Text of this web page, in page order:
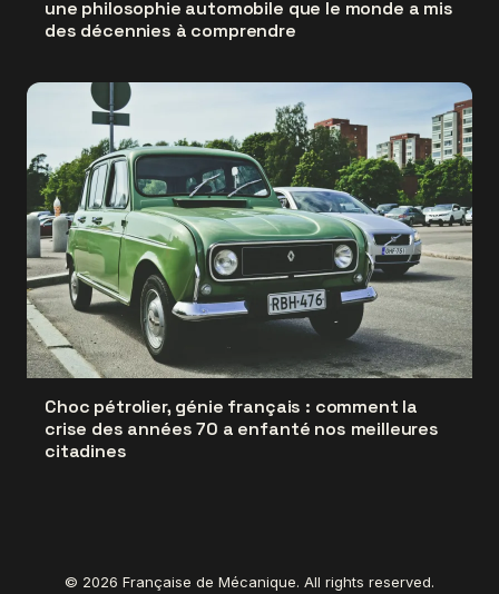
une philosophie automobile que le monde a mis
des décennies à comprendre
Choc pétrolier, génie français : comment la
crise des années 70 a enfanté nos meilleures
citadines
© 2026 Française de Mécanique. All rights reserved.